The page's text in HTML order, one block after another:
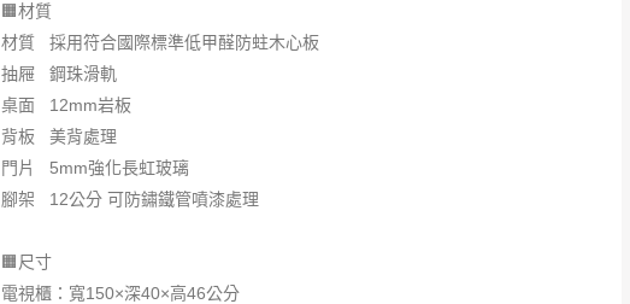
🟧材質
材質 採用符合國際標準低甲醛防蛀木心板
抽屜 鋼珠滑軌
桌面 12mm岩板
背板 美背處理
門片 5mm強化長虹玻璃
腳架 12公分 可防鏽鐵管噴漆處理
🟧尺寸
電視櫃：寬150×深40×高46公分